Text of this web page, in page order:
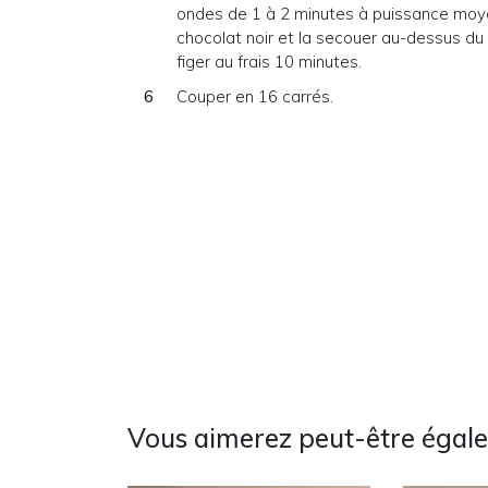
ondes de 1 à 2 minutes à puissance
chocolat noir et la secouer au-dessus
figer au frais 10 minutes.
Couper en 16 carrés.
Vous aimerez peut-être